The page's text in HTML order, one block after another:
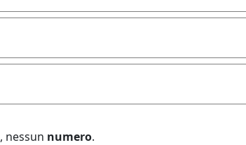
, nessun numero.